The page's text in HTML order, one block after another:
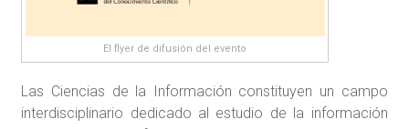
El flyer de difusión del evento
Las Ciencias de la Información constituyen un campo
interdisciplinario dedicado al estudio de la información